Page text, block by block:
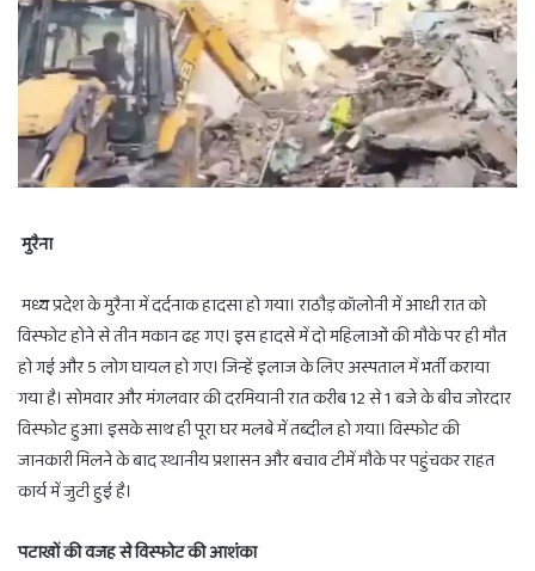
मुरैना
मध्य प्रदेश के मुरैना में दर्दनाक हादसा हो गया। राठौड़ कॉलोनी में आधी रात को
विस्फोट होने से तीन मकान ढह गए। इस हादसे में दो महिलाओं की मौके पर ही मौत
हो गई और 5 लोग घायल हो गए। जिन्हें इलाज के लिए अस्पताल में भर्ती कराया
गया है। सोमवार और मंगलवार की दरमियानी रात करीब 12 से 1 बजे के बीच जोरदार
विस्फोट हुआ। इसके साथ ही पूरा घर मलबे में तब्दील हो गया। विस्फोट की
जानकारी मिलने के बाद स्थानीय प्रशासन और बचाव टीमें मौके पर पहुंचकर राहत
कार्य में जुटी हुई है।
पटाखों की वजह से विस्फोट की आशंका